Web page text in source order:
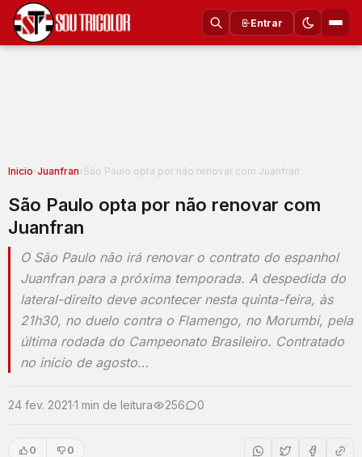
Entrar
Inicio›Juanfran›São Paulo opta por não renovar com Juanfran
São Paulo opta por não renovar com
Juanfran
O São Paulo não irá renovar o contrato do espanhol
Juanfran para a próxima temporada. A despedida do
lateral-direito deve acontecer nesta quinta-feira, às
21h30, no duelo contra o Flamengo, no Morumbi, pela
última rodada do Campeonato Brasileiro. Contratado
no início de agosto…
24 fev. 2021·1 min de leitura 256 0
0 0